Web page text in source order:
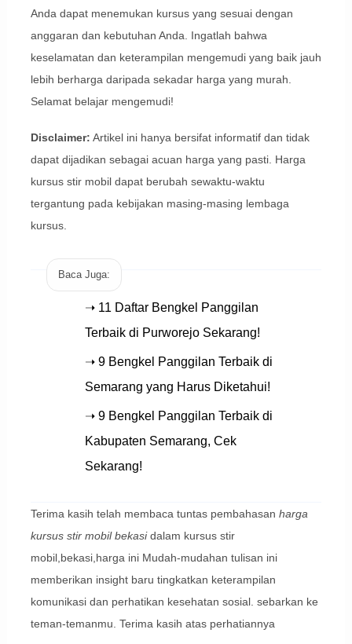
Anda dapat menemukan kursus yang sesuai dengan
anggaran dan kebutuhan Anda. Ingatlah bahwa
keselamatan dan keterampilan mengemudi yang baik jauh
lebih berharga daripada sekadar harga yang murah.
Selamat belajar mengemudi!
Disclaimer: Artikel ini hanya bersifat informatif dan tidak
dapat dijadikan sebagai acuan harga yang pasti. Harga
kursus stir mobil dapat berubah sewaktu-waktu
tergantung pada kebijakan masing-masing lembaga
kursus.
Baca Juga:
➝ 11 Daftar Bengkel Panggilan
Terbaik di Purworejo Sekarang!
➝ 9 Bengkel Panggilan Terbaik di
Semarang yang Harus Diketahui!
➝ 9 Bengkel Panggilan Terbaik di
Kabupaten Semarang, Cek
Sekarang!
Terima kasih telah membaca tuntas pembahasan harga
kursus stir mobil bekasidalam kursus stir
mobil,bekasi,harga ini Mudah-mudahan tulisan ini
memberikan insight baru tingkatkan keterampilan
komunikasi dan perhatikan kesehatan sosial. sebarkan ke
teman-temanmu. Terima kasih atas perhatiannya